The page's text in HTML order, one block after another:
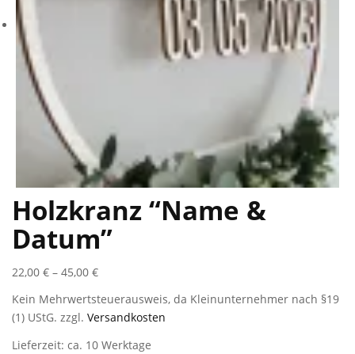
Holzkranz “Name &
Datum”
22,00 € – 45,00 €
Kein Mehrwertsteuerausweis, da Kleinunternehmer nach §19
(1) UStG. zzgl. Versandkosten
Lieferzeit: ca. 10 Werktage